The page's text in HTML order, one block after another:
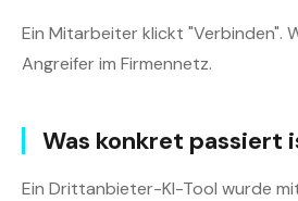
Ein Mitarbeiter klickt "Verbinden".
Angreifer im Firmennetz.
Was konkret passiert
Ein Drittanbieter-KI-Tool wurde